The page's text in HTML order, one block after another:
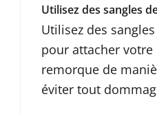
Utilisez des sangles
Utilisez des
pour attacher votre
remorque de
éviter tout